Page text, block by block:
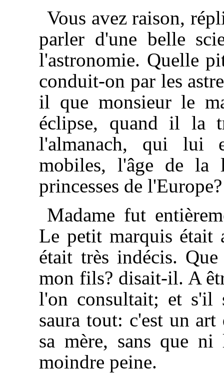
Vous avez raison,
parler d'une belle
l'astronomie. Quelle
conduit-on par les
il que monsieur le
éclipse, quand il la
l'almanach, qui lui
mobiles, l'âge de la
princesses de l'Europe?
Madame fut
Le petit marquis était
était très indécis.
mon fils? disait-il. A
l'on consultait; et s'il
saura tout: c'est un
sa mère, sans que
moindre peine.